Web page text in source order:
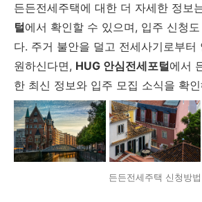
든든전세주택에 대한 더 자세한 정보
털에서 확인할 수 있으며, 입주 신청
다. 주거 불안을 덜고 전세사기로부터
원하신다면, HUG 안심전세포털에서
한 최신 정보와 입주 모집 소식을 확
든든전세주택 신청방법